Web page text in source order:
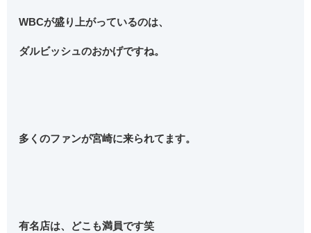
WBCが盛り上がっているのは、
ダルビッシュのおかげですね。
多くのファンが宮崎に来られてます。
有名店は、どこも満員です笑